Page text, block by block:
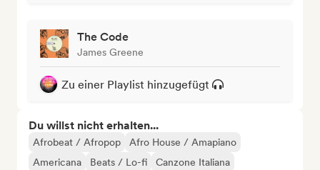
The Code
James Greene
Zu einer Playlist hinzugefügt
Du willst nicht erhalten...
Afrobeat / Afropop
Afro House / Amapiano
Americana
Beats / Lo-fi
Canzone Italiana